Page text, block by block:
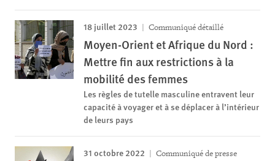
18 juillet 2023 Communiqué détaillé
Moyen-Orient et Afrique du Nord :
Mettre fin aux restrictions à la
mobilité des femmes
Les règles de tutelle masculine entravent leur
capacité à voyager et à se déplacer à l’intérieur
de leurs pays
31 octobre 2022 Communiqué de presse